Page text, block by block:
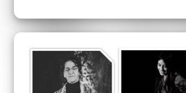
leur chantons notre
Les chants seront
langues : araméen, arabe,
kurmanji.